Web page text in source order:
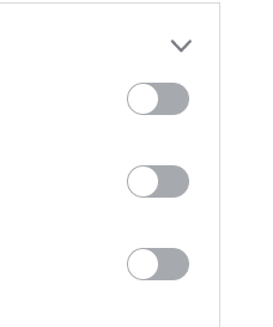
Οι άνθρωποι,
το
πολιτισμός
ΓΙΑ ΤΟ